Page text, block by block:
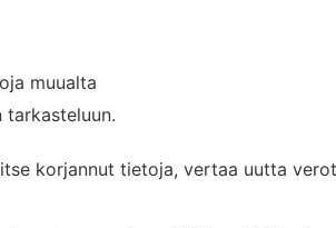
muualta
tarkasteluun.
korjannut tietoja, vertaa uutta